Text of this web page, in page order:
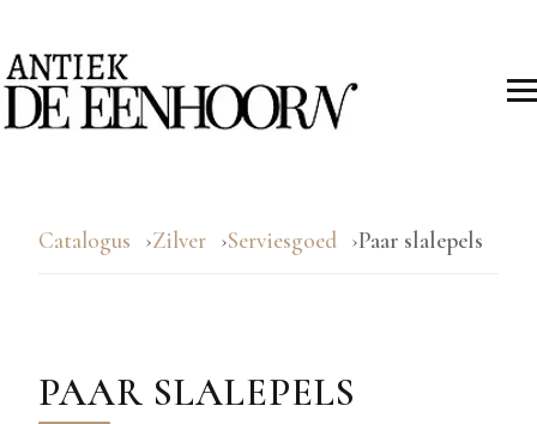
Catalogus Zilver Serviesgoed Paar slalepels
PAAR SLALEPELS